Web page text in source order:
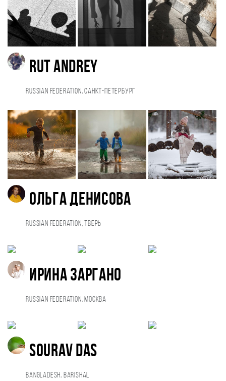
Rut Andrey
Russian Federation, Санкт-Петербург
Ольга Денисова
Russian Federation, Тверь
Ирина Заргано
Russian Federation, Москва
Sourav Das
Bangladesh, Barishal